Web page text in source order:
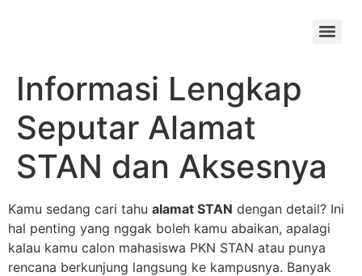
Menu
Informasi Lengkap
Seputar Alamat
STAN dan Aksesnya
Kamu sedang cari tahu alamat STAN dengan detail? Ini
hal penting yang nggak boleh kamu abaikan, apalagi
kalau kamu calon mahasiswa PKN STAN atau punya
rencana berkunjung langsung ke kampusnya. Banyak